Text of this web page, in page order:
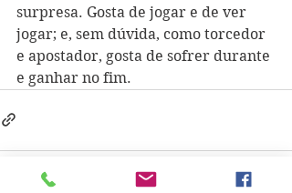
surpresa. Gosta de jogar e de ver
jogar; e, sem dúvida, como torcedor
e apostador, gosta de sofrer durante
e ganhar no fim.